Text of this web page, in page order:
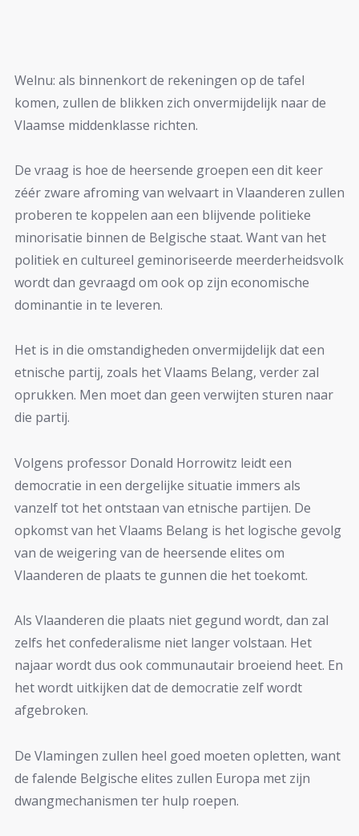
Welnu: als binnenkort de rekeningen op de tafel
komen, zullen de blikken zich onvermijdelijk naar de
Vlaamse middenklasse richten.
De vraag is hoe de heersende groepen een dit keer
zéér zware afroming van welvaart in Vlaanderen zullen
proberen te koppelen aan een blijvende politieke
minorisatie binnen de Belgische staat. Want van het
politiek en cultureel geminoriseerde meerderheidsvolk
wordt dan gevraagd om ook op zijn economische
dominantie in te leveren.
Het is in die omstandigheden onvermijdelijk dat een
etnische partij, zoals het Vlaams Belang, verder zal
oprukken. Men moet dan geen verwijten sturen naar
die partij.
Volgens professor Donald Horrowitz leidt een
democratie in een dergelijke situatie immers als
vanzelf tot het ontstaan van etnische partijen. De
opkomst van het Vlaams Belang is het logische gevolg
van de weigering van de heersende elites om
Vlaanderen de plaats te gunnen die het toekomt.
Als Vlaanderen die plaats niet gegund wordt, dan zal
zelfs het confederalisme niet langer volstaan. Het
najaar wordt dus ook communautair broeiend heet. En
het wordt uitkijken dat de democratie zelf wordt
afgebroken.
De Vlamingen zullen heel goed moeten opletten, want
de falende Belgische elites zullen Europa met zijn
dwangmechanismen ter hulp roepen.